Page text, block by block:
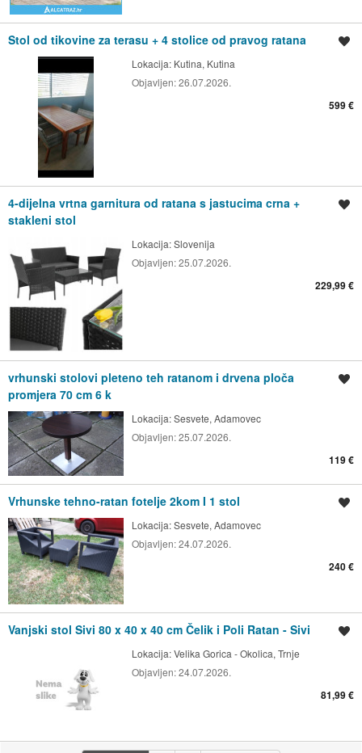
Stol od tikovine za terasu + 4 stolice od pravog ratana
Lokacija: Kutina, Kutina
Objavljen:26.07.2026.
599 €
4-dijelna vrtna garnitura od ratana s jastucima crna +
stakleni stol
Lokacija:Slovenija
Objavljen:25.07.2026.
229,99 €
vrhunski stolovi pleteno teh ratanom i drvena ploča
promjera 70 cm 6 k
Lokacija:Sesvete, Adamovec
Objavljen:25.07.2026.
119 €
Vrhunske tehno-ratan fotelje 2kom I 1 stol
Lokacija:Sesvete, Adamovec
Objavljen:24.07.2026.
240 €
Vanjski stol Sivi 80 x 40 x 40 cm Čelik i Poli Ratan - Sivi
Lokacija:Velika Gorica - Okolica, Trnje
Objavljen:24.07.2026.
81,99 €